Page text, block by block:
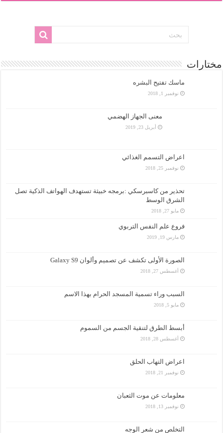
مختارات
ماسك تفتيح البشره
نوفمبر 1, 2018
معنى الجهاز الهضمي
أبريل 23, 2019
اعراض التسمم الغذائي
نوفمبر 25, 2018
تحذير من كاسبرسكي :برمجه خبيثة تستهدف الهواتف الذكية تصل
الشرق الوسط
مايو 27, 2018
فروع علم النفس التربوي
مارس 19, 2019
الصورة الأولى تكشف عن تصميم وألوان Galaxy S9
أغسطس 27, 2018
السبب وراء تسمية المسجد الحرام بهذا الاسم
مايو 5, 2018
أبسط الطرق لتنقية الجسم من السموم
أغسطس 28, 2018
اعراض التهاب الحلق
نوفمبر 21, 2018
معلومات عن موت الثعبان
نوفمبر 13, 2018
التخلص من شعر الوجه